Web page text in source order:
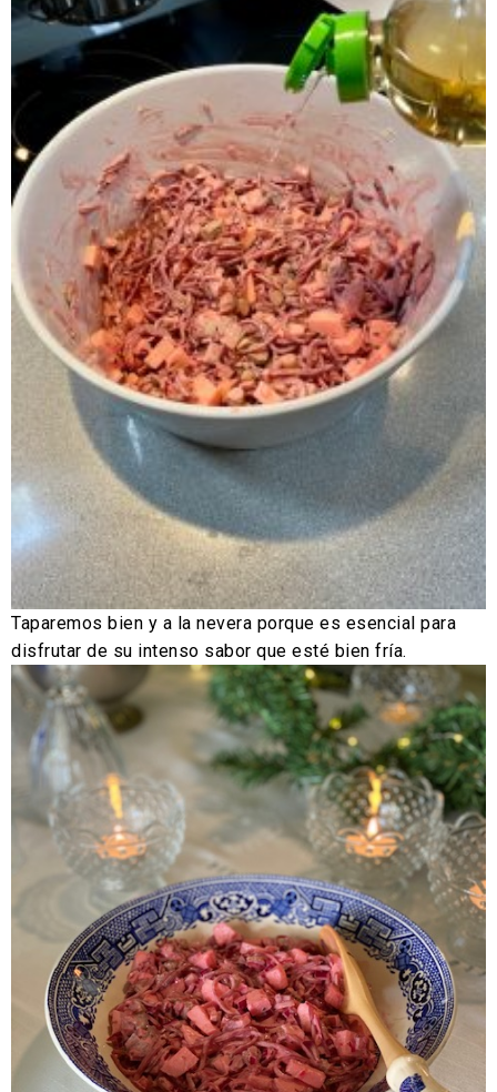
Taparemos bien y a la nevera porque es esencial para
disfrutar de su intenso sabor que esté bien fría.